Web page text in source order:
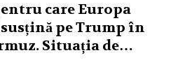
care Europa
pe Trump în
Situația de…